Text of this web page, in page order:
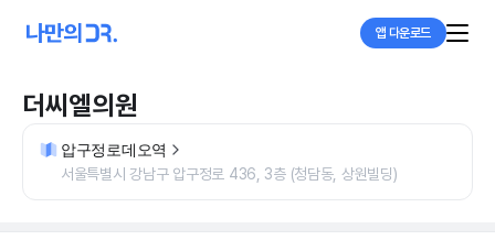
앱 다운로드
더씨엘의원
압구정로데오역
서울특별시 강남구 압구정로 436, 3층 (청담동, 상원빌딩)